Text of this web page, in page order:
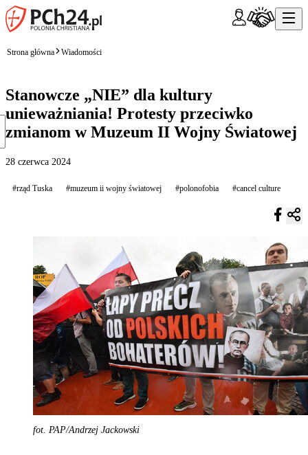
Strona główna Wiadomości
Stanowcze „NIE” dla kultury
unieważniania! Protesty przeciwko
zmianom w Muzeum II Wojny Światowej
28 czerwca 2024
#rząd Tuska #muzeum ii wojny światowej #polonofobia #cancel culture
fot. PAP/Andrzej Jackowski